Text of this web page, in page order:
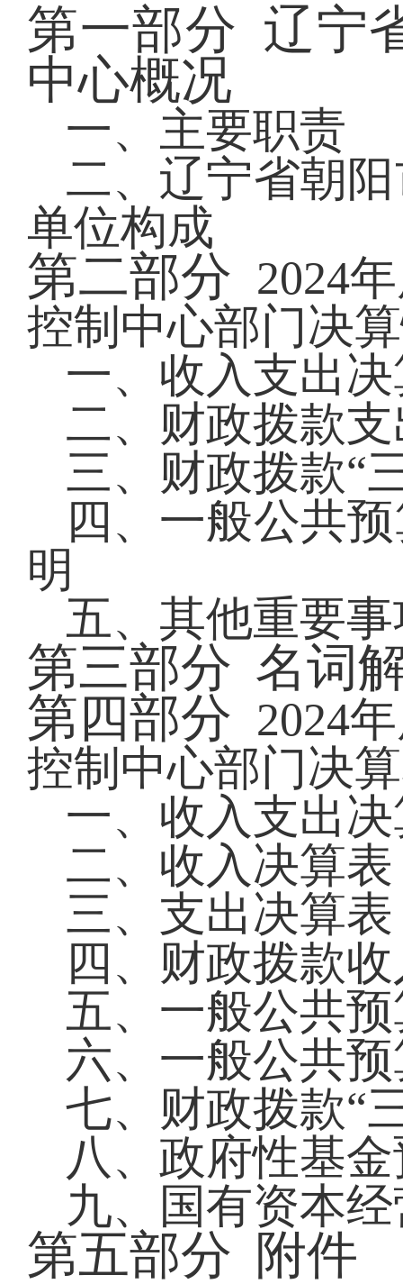
第一部分 辽宁
中心概况
一、 主要职责
二、 辽宁省朝
单位构成
第二部分 2024
控制中心部门决
一、收入支出
二、财政拨款
三、财政拨款“
四、一般公共
明
五、其他重要
第三部分 名词
第四部分 2024
控制中心部门决
一、 收入支出
二、收入决算表
三、支出决算表
四、 财政拨款
五、一般公共
六、一般公共
七、财政拨款“
八、 政府性基
九、国有资本
第五部分 附件